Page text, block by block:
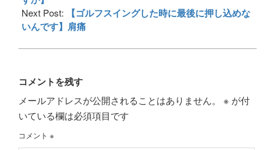
Next Post:
【ゴルフスイングした時に最後に押し込めな
いんです】肩痛
コメントを残す
メールアドレスが公開されることはありません。 ※ が付
いている欄は必須項目です
コメント ※